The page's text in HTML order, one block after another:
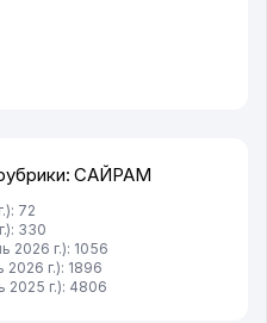
САЙРАМ
72
330
2026 г.): 1056
2026 г.): 1896
2025 г.): 4806